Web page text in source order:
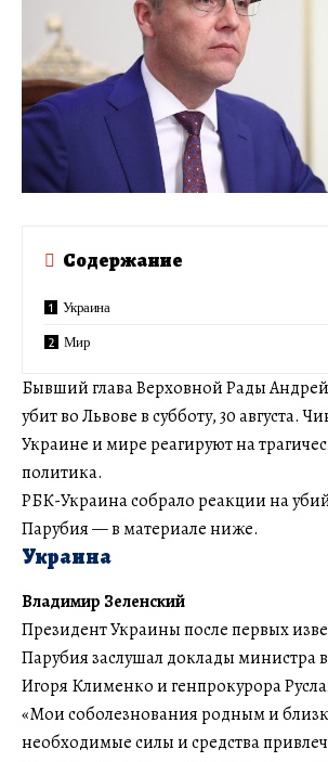
Содержание
Украина
Мир
Бывший глава Верховной Рады
убит во Львове в субботу, 30 августа.
Украине и мире реагируют на
политика.
РБК-Украина собрало реакции на
Парубия — в материале ниже.
Украина
Владимир Зеленский
Президент Украины после первых
Парубия заслушал доклады министра
Игоря Клименко и генпрокурора
«Мои соболезнования родным и
необходимые силы и средства